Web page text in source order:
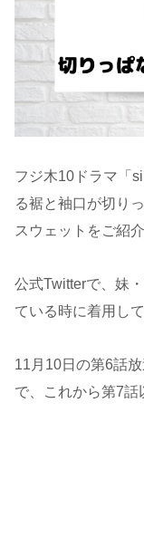
フジ木10ドラマ「
る裾と袖口が切り
スウェットをご紹介
公式Twitterで、妹
ている時に着用して
11月10日の第6話
で、これから第7話